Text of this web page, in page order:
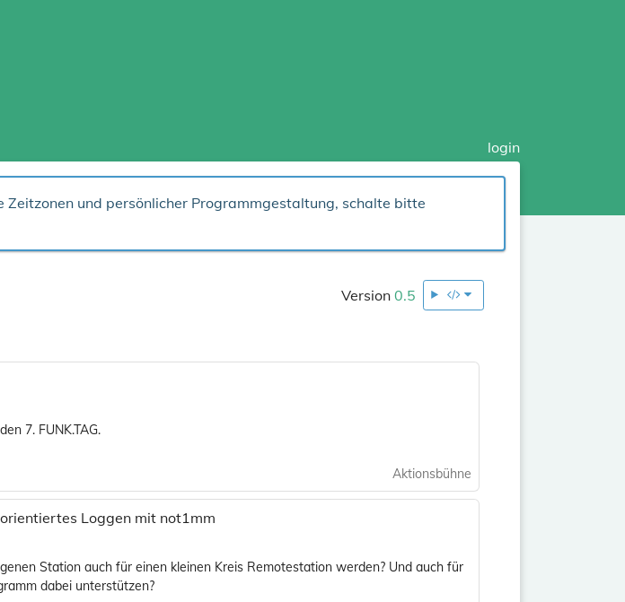
login
und persönlicher Programmgestaltung, schalte bitte
Version0.5
7. FUNK.TAG.
Aktionsbühne
Loggen mit not1mm
Station auch für einen kleinen Kreis Remotestation werden? Und auch für
dabei unterstützen?